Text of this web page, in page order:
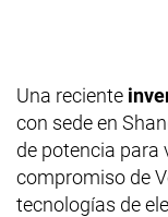
Una reciente
con sede en
de potencia para
compromiso de
tecnologías de